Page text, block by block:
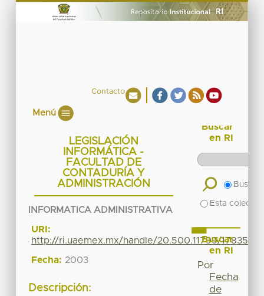
Contacto
Menú
LEGISLACIÓN
INFORMÁTICA -
FACULTAD DE
CONTADURÍA Y
ADMINISTRACIÓN
INFORMATICA ADMINISTRATIVA
URI:
http://ri.uaemex.mx/handle/20.500.11799/17835
Fecha: 2003
Descripción:
Buscar
en RI
Buscar
Esta
Buscar
en RI
Por
Fecha
de